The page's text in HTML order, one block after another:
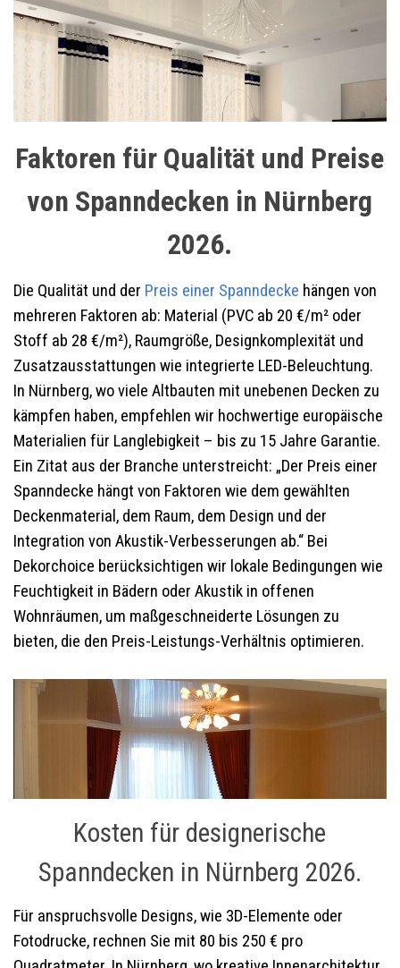
Faktoren für Qualität und Preise
von Spanndecken in Nürnberg
2026.
Die Qualität und der Preis einer Spanndecke hängen von
mehreren Faktoren ab: Material (PVC ab 20 €/m² oder
Stoff ab 28 €/m²), Raumgröße, Designkomplexität und
Zusatzausstattungen wie integrierte LED-Beleuchtung.
In Nürnberg, wo viele Altbauten mit unebenen Decken zu
kämpfen haben, empfehlen wir hochwertige europäische
Materialien für Langlebigkeit – bis zu 15 Jahre Garantie.
Ein Zitat aus der Branche unterstreicht: „Der Preis einer
Spanndecke hängt von Faktoren wie dem gewählten
Deckenmaterial, dem Raum, dem Design und der
Integration von Akustik-Verbesserungen ab.“ Bei
Dekorchoice berücksichtigen wir lokale Bedingungen wie
Feuchtigkeit in Bädern oder Akustik in offenen
Wohnräumen, um maßgeschneiderte Lösungen zu
bieten, die den Preis-Leistungs-Verhältnis optimieren.
Kosten für designerische
Spanndecken in Nürnberg 2026.
Für anspruchsvolle Designs, wie 3D-Elemente oder
Fotodrucke, rechnen Sie mit 80 bis 250 € pro